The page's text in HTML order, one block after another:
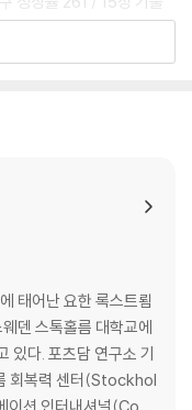
선과 글로벌 경제 289 / 17
돈의 10년 329 / 19장 슬
태어난 요한 록스트룀
덴 스톡홀름 대학교에
있다. 포츠담 연구소 기
회복력 센터(Stockhol